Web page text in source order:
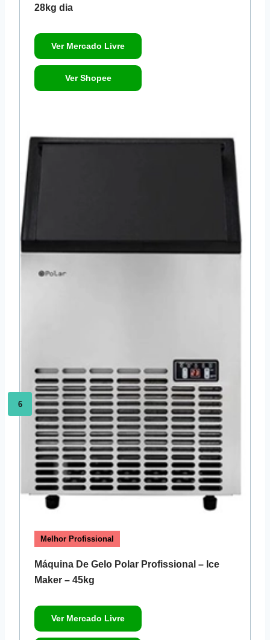
28kg dia
Ver Mercado Livre
Ver Shopee
6
Melhor Profissional
Máquina De Gelo Polar Profissional – Ice
Maker – 45kg
Ver Mercado Livre